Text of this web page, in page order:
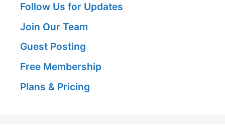
Follow Us for Updates
Join Our Team
Guest Posting
Free Membership
Plans & Pricing